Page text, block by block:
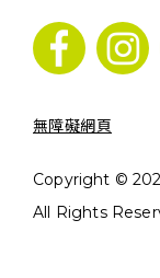
無障礙網頁
Copyright ©
All Rights